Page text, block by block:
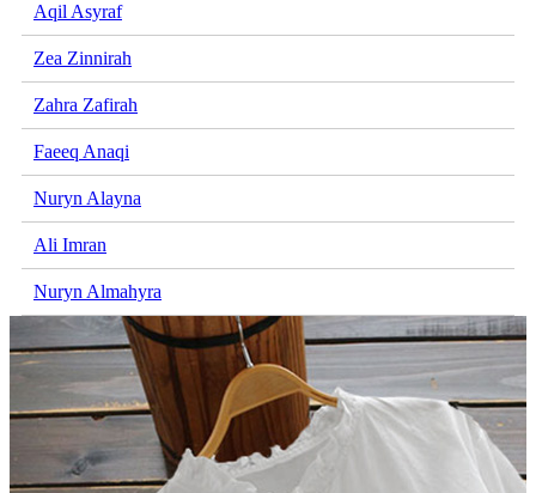
Aqil Asyraf
Zea Zinnirah
Zahra Zafirah
Faeeq Anaqi
Nuryn Alayna
Ali Imran
Nuryn Almahyra